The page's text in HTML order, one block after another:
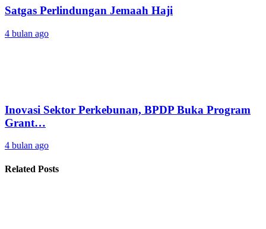
Satgas Perlindungan Jemaah Haji
4 bulan ago
Inovasi Sektor Perkebunan, BPDP Buka Program
Grant…
4 bulan ago
Related Posts